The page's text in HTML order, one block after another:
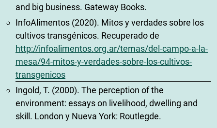
and big business. Gateway Books.
InfoAlimentos (2020). Mitos y verdades sobre los
cultivos transgénicos. Recuperado de
http://infoalimentos.org.ar/temas/del-campo-a-la-
mesa/94-mitos-y-verdades-sobre-los-cultivos-
transgenicos
Ingold, T. (2000). The perception of the
environment: essays on livelihood, dwelling and
skill. London y Nueva York: Routlegde.